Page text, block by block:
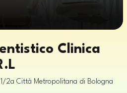
Clinica
2a Città Metropolitana di Bologna